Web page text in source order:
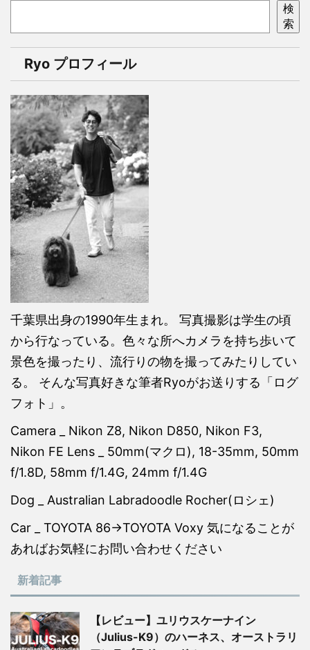
検
索
Ryo プロフィール
千葉県出身の1990年生まれ。 写真撮影は学生の頃
から行なっている。色々な所へカメラを持ち歩いて
景色を撮ったり、流行りの物を撮ってみたりしてい
る。 そんな写真好きな筆者Ryoがお送りする「ログ
フォト」。
Camera _ Nikon Z8, Nikon D850, Nikon F3,
Nikon FE Lens _ 50mm(マクロ), 18-35mm, 50mm
f/1.8D, 58mm f/1.4G, 24mm f/1.4G
Dog _ Australian Labradoodle Rocher(ロシェ)
Car _ TOYOTA 86→TOYOTA Voxy 気になることが
あればお気軽にお問い合わせください
新着記事
【レビュー】ユリウスケーナイン
（Julius-K9）のハーネス、オーストラリ